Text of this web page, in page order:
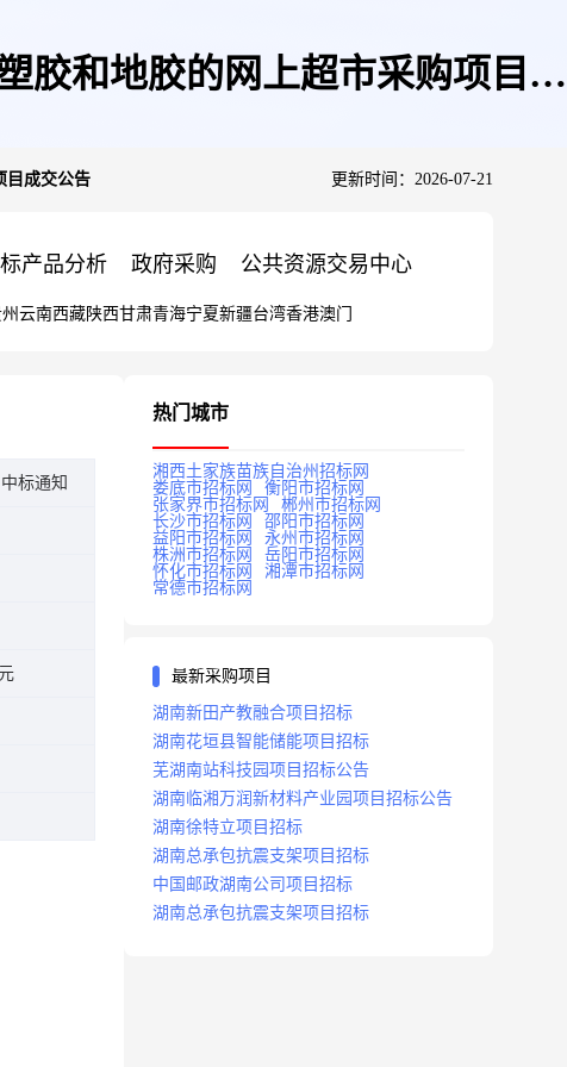
胶和地胶的网上超市采购项目成
目成交公告 更新时间：2026-07-21
产品分析 政府采购 公共资源交易中心
云南西藏陕西甘肃青海宁夏新疆台湾香港澳门
标通知
热门城市
湘西土家族苗族自治州招标网
娄底市招标网
衡阳市招标网
张家界市招标网
郴州市招标网
长沙市招标网
邵阳市招标网
益阳市招标网
永州市招标网
株洲市招标网
岳阳市招标网
怀化市招标网
湘潭市招标网
常德市招标网
最新采购项目
湖南新田产教融合项目招标
湖南花垣县智能储能项目招标
芜湖南站科技园项目招标公告
湖南临湘万润新材料产业园项目招标公告
湖南徐特立项目招标
湖南总承包抗震支架项目招标
中国邮政湖南公司项目招标
湖南总承包抗震支架项目招标